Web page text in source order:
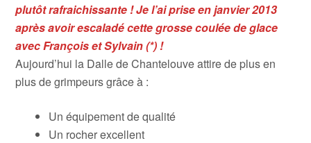
plutôt rafraichissante ! Je l’ai prise en janvier 2013
aprèsavoir escaladécette grosse coulée de glace
avec François et Sylvain (*) !
Aujourd’hui la Dalle de Chantelouve attire de plus en
plus de grimpeurs grâce à :
Un équipement de qualité
Un rocher excellent